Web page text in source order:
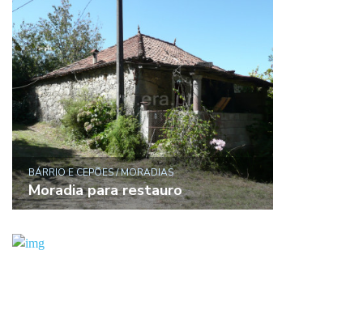
BÁRRIO E CEPÕES / MORADIAS
Moradia para restauro